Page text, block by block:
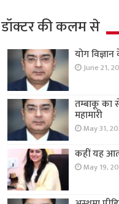
डॉक्टर की कलम से
योग
June 21,
तम्बाकू का
महामारी
May 31,
कहीं यह
May 19,